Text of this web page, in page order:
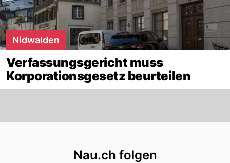
Nidwalden
Verfassungsgericht muss
Korporationsgesetz beurteilen
Nau.ch folgen